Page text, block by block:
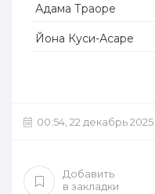
Адама Траоре
Йона Куси-Асаре
00:54, 22 декабрь 2025
Добавить
в закладки